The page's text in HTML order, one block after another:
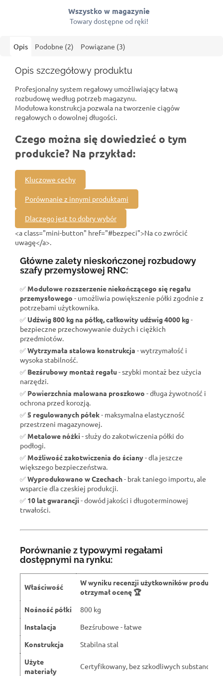
Wszystko w magazynie
Towary dostępne od ręki!
Opis Podobne (2) Powiązane (3)
Opis szczegółowy produktu
Profesjonalny system regałowy umożliwiający łatwą
rozbudowę według potrzeb magazynu.
Modułowa konstrukcja pozwala na tworzenie ciągów
regałowych o dowolnej długości.
Czego można się dowiedzieć o tym
produkcie? Na przykład:
Kluczowe cechy
Porównanie z innymi produktami
Dlaczego jest to dobry wybór
<a class="mini-button" href="#bezpeci">Na co zwrócić
uwagę</a>.
Główne zalety nieskończonej rozbudowy
szafy przemysłowej RNC:
✅ Modułowe rozszerzenie niekończącego się regału
przemysłowego - umożliwia powiększenie półki zgodnie z
potrzebami użytkownika.
✅ Udźwig 800 kg na półkę, całkowity udźwig 4000 kg-
bezpieczne przechowywanie dużych i ciężkich
przedmiotów.
✅Wytrzymała stalowa konstrukcja - wytrzymałość i
wysoka stabilność.
✅ Bezśrubowy montaż regału- szybki montaż bez użycia
narzędzi.
✅ Powierzchnia malowana proszkowo - długa żywotność i
ochrona przed korozją.
✅ 5 regulowanych półek- maksymalna elastyczność
przestrzeni magazynowej.
✅ Metalowe nóżki - służy do zakotwiczenia półki do
podłogi.
✅ Możliwość zakotwiczenia do ściany- dla jeszcze
większego bezpieczeństwa.
✅Wyprodukowano w Czechach- brak taniego importu, ale
wsparcie dla czeskiej produkcji.
✅ 10 lat gwarancji - dowód jakości i długoterminowej
trwałości.
Porównanie z typowymi regałami
dostępnymi na rynku:
Właściwość
W wyniku recenzji użytkowników produkt
otrzymał ocenę 🏆
Nośność półki
800 kg
Instalacja
Bezśrubowe - łatwe
Konstrukcja
Stabilna stal
Użyte
materiały
Certyfikowany, bez szkodliwych substancji